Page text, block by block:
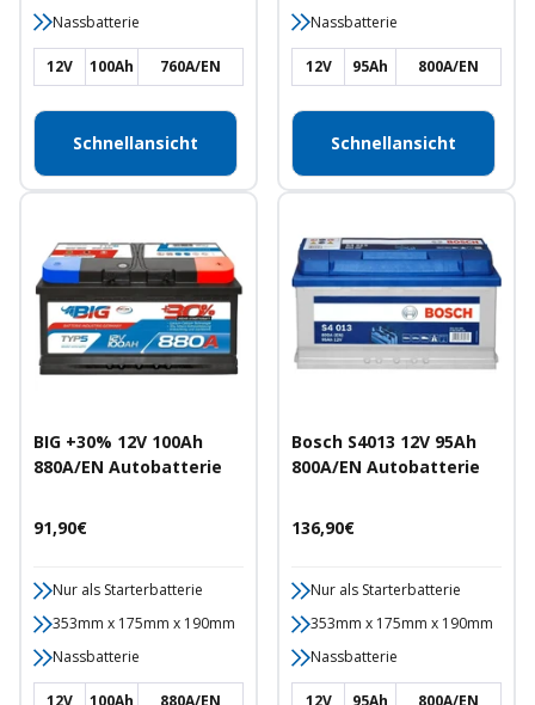
Nassbatterie
12V 100Ah 760A/EN
Schnellansicht
Nassbatterie
12V 95Ah 800A/EN
Schnellansicht
BIG +30% 12V 100Ah
880A/EN Autobatterie
Angebotspreis
91,90€
Nur als Starterbatterie
353mm x 175mm x 190mm
Nassbatterie
Bosch S4013 12V 95Ah
800A/EN Autobatterie
Angebotspreis
136,90€
Nur als Starterbatterie
353mm x 175mm x 190mm
Nassbatterie